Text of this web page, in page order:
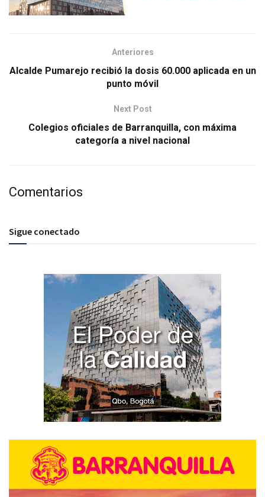
Anteriores
Alcalde Pumarejo recibió la dosis 60.000 aplicada en un
punto móvil
Next Post
Colegios oficiales de Barranquilla, con máxima
categoría a nivel nacional
Comentarios
Sigue conectado